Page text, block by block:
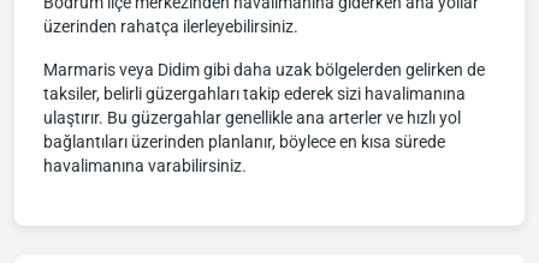
üzerinden rahatça ilerleyebilirsiniz.
Marmaris veya Didim gibi daha uzak bölgelerden gelirken de
taksiler, belirli güzergahları takip ederek sizi havalimanına
ulaştırır. Bu güzergahlar genellikle ana arterler ve hızlı yol
bağlantıları üzerinden planlanır, böylece en kısa sürede
havalimanına varabilirsiniz.